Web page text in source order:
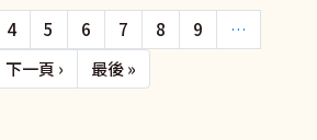
4 5 6 7 8 9
…
下一頁 › 下一頁最後 »